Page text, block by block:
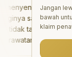
sangat baik
takut sama
tidak
Jangan
bawah
klaim